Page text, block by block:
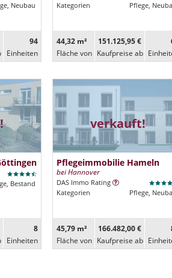
Neubau
94
Ein­heiten
Kategorien
Pflege,
44,32 m²
Fläche von
151.125,95 €
Kaufpreise ab
Bestand
8
Ein­heiten
verkauft!
Pflegeimmobilie Hameln
bei Hannover
DAS Immo Rating
Kategorien
Pflege,
45,79 m²
Fläche von
166.482,00 €
Kaufpreise ab